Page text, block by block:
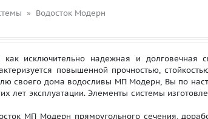
Водосток Модерн
исключительно надежная и долговечная
повышенной прочностью,
своего дома водосливы МП Модерн, Вы по
лет эксплуатации. Элементы системы
МП Модерн прямоугольного сечения,